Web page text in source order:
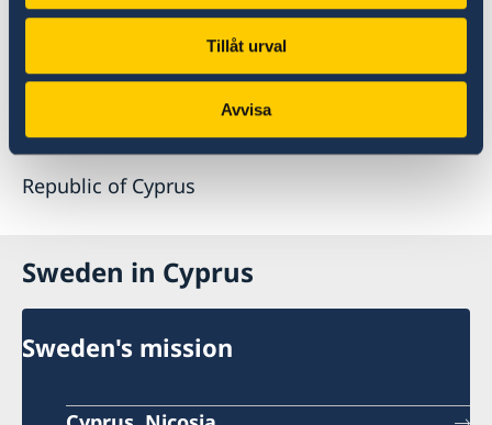
Tillåt urval
Avvisa
11Digeni Akrita 2nd floor
Ayios Antonios 1055 Nicosia
Republic of Cyprus
Sweden in Cyprus
Sweden's mission